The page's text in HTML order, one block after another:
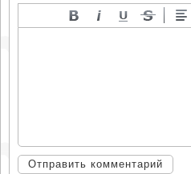
Отправить комментарий